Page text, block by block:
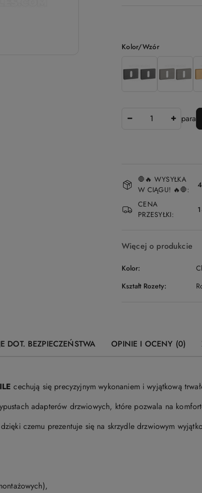
Wariant
Kolor/Wzór
para
Dostępność
i
dostawa
🛑🔥 WYSYŁKA
W CIĄGU! 🔥🛑:
CENA
PRZESYŁKI:
Więcej o produkcie
Kolor:
Kształt Rozety:
DOT. BEZPIECZEŃSTWA OPINIE I OCENY (0)
cechują się precyzyjnym wykonaniem i wyjątkową
adapterów drzwiowych, które pozwala na
czemu prezentuje się na skrzydle drzwiowym